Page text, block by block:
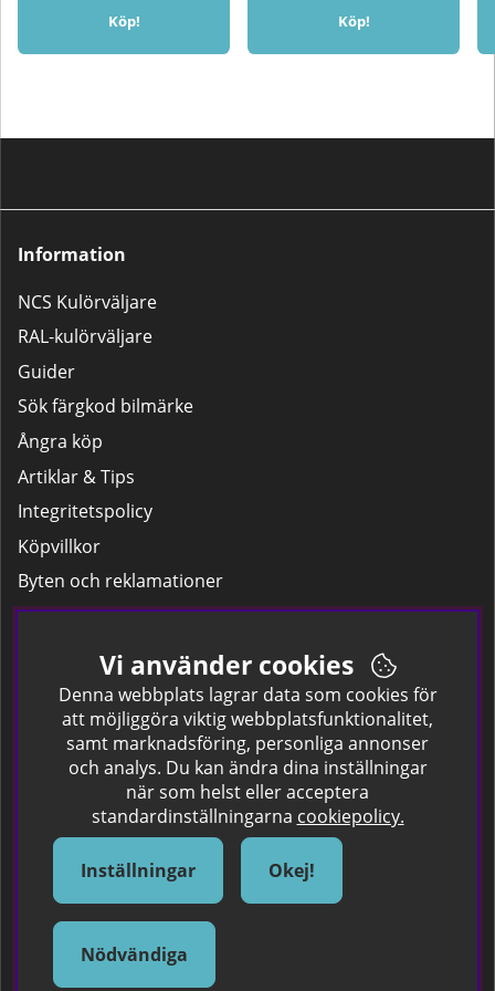
Köp! Köp!
Information
NCS Kulörväljare
RAL-kulörväljare
Guider
Sök färgkod bilmärke
Ångra köp
Artiklar & Tips
Integritetspolicy
Köpvillkor
Byten och reklamationer
Leverans
Hitta färgkoden på bilen.
Företagskund
Om oss
Om Spraycan
IKEA Färger
Sök Säkerhetsdatablad
Samarbete / Dyhrs Garage
Vi använder cookies
Denna webbplats lagrar data som cookies för
att möjliggöra viktig webbplatsfunktionalitet,
samt marknadsföring, personliga annonser
och analys. Du kan ändra dina inställningar
när som helst eller acceptera
standardinställningarna cookiepolicy.
Inställningar Okej!
Nödvändiga